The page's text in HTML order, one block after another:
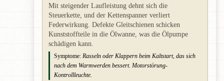
Mit steigender Laufleistung dehnt sich die
Steuerkette, und der Kettenspanner verliert
Federwirkung. Defekte Gleitschienen schicken
Kunststoffteile in die Ölwanne, was die Ölpumpe
schädigen kann.
Symptome: Rasseln oder Klappern beim Kaltstart, das sich
nach dem Warmwerden bessert. Motorstörung-
Kontrollleuchte.